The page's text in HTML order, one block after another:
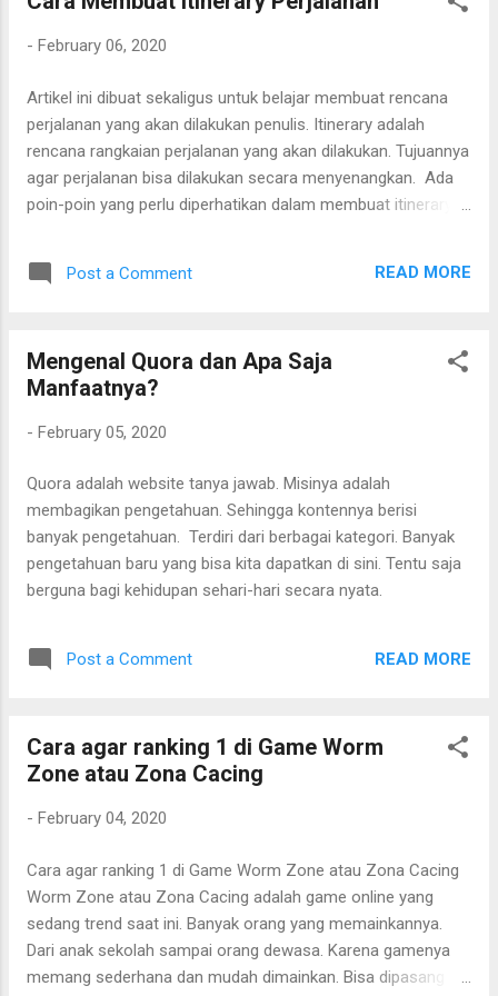
Bus Bandara Fitur bandara ini berisi daftar jalur bus damri
karena banyak bandara-bandara yang masih sulit
menggunakan taksi tarifnya jauh lebih mahal. Namun bisa
saja ada bandara yang tidak tertampil di sini. Salah satu
penyebabnya karena trayeknya digabungkan d...
- February 06, 2020
Artikel ini dibuat sekaligus untuk belajar membuat rencana
perjalanan yang akan dilakukan penulis. Itinerary adalah
rencana rangkaian perjalanan yang akan dilakukan. Tujuannya
agar perjalanan bisa dilakukan secara menyenangkan. Ada
poin-poin yang perlu diperhatikan dalam membuat itinerary
belanja, tentukan tempat yang akan dikunjungi, rencanakan
Post a Comment READ MORE
Mengenal Quora dan Apa Saja
Manfaatnya?
- February 05, 2020
Quora adalah website tanya jawab. Misinya adalah
membagikan pengetahuan. Sehingga kontennya berisi
banyak pengetahuan. Terdiri dari berbagai kategori. Banyak
pengetahuan baru yang bisa kita dapatkan di sini. Tentu saja
berguna bagi kehidupan sehari-hari secara nyata.
Post a Comment READ MORE
Cara agar ranking 1 di Game Worm
Zone atau Zona Cacing
- February 04, 2020
Cara agar ranking 1 di Game Worm Zone atau Zona Cacing
Worm Zone atau Zona Cacing adalah game online yang
sedang trend saat ini. Banyak orang yang memainkannya.
Dari anak sekolah sampai orang dewasa. Karena gamenya
memang sederhana dan mudah dimainkan. Bisa dipasang